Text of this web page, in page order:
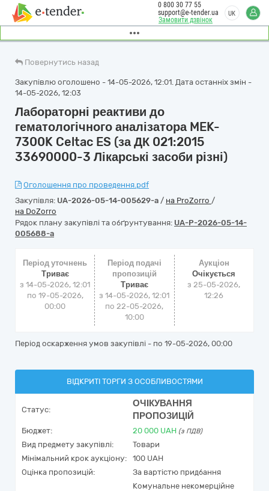
Замовити дзвінок
0 800 30 77 55
support@e-tender.ua
UK
Повернутись назад
Закупівлю оголошено - 14-05-2026, 12:01. Дата останніх змін -
14-05-2026, 12:03
Лабораторні реактиви до
гематологічного аналізатора MEK-
7300K Celtac ES (за ДК 021:2015
33690000-3 Лікарські засоби різні)
Оголошення про проведення.pdf
Закупівля: UA-2026-05-14-005629-a / на ProZorro /
на DoZorro
Рядок плану закупівлі та обґрунтування: UA-P-2026-05-14-
005688-a
Період уточнень
Триває
з 14-05-2026, 12:01
по 19-05-2026,
00:00
Період подачі
пропозицій
Триває
з 14-05-2026, 12:01
по 22-05-2026,
10:00
Аукціон
Очікується
з25-05-2026,
12:26
Період оскарження умов закупівлі - по 19-05-2026, 00:00
ВІДКРИТІ ТОРГИ З ОСОБЛИВОСТЯМИ
Статус:
ОЧІКУВАННЯ
ПРОПОЗИЦІЙ
Бюджет: 20 000 UAH (з ПДВ)
Вид предмету закупівлі:
Товари
Мінімальний крок аукціону:
100 UAH
Оцінка пропозицій:
За вартістю придбання
Комунальне некомерційне